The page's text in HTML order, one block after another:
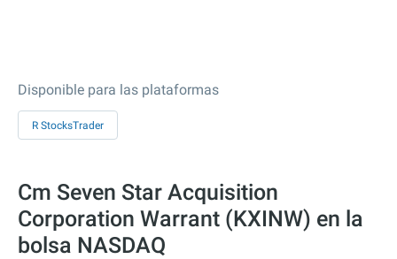
Disponible para las plataformas
R StocksTrader
Cm Seven Star Acquisition
Corporation Warrant (KXINW) en la
bolsa NASDAQ